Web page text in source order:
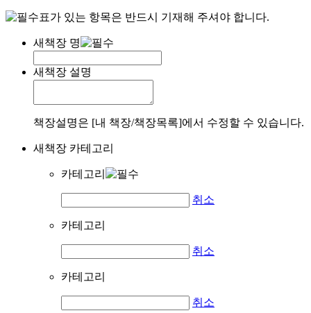
표가 있는 항목은 반드시 기재해 주셔야 합니다.
새책장 명
새책장 설명
책장설명은 [내 책장/책장목록]에서 수정할 수 있습니다.
새책장 카테고리
카테고리
취소
카테고리
취소
카테고리
취소